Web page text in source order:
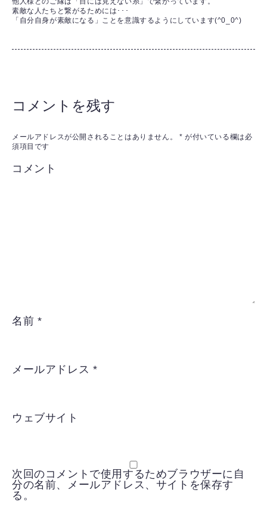
素敵な人たちと繋がるためには･･･
「自分自身が素敵になる」ことを意識するようにしています(^0_0^)
コメントを残す
メールアドレスが公開されることはありません。 * が付いている欄は必
須項目です
コメント
名前 *
メールアドレス *
ウェブサイト
次回のコメントで使用するためブラウザーに自
分の名前、メールアドレス、サイトを保存す
る。